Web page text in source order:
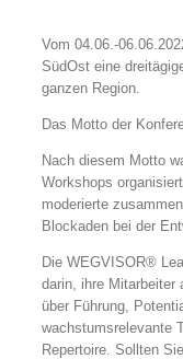
Vom 04.06.-
SüdOst eine
ganzen Region.
Das Motto der
Nach diesem Motto
Workshops
moderierte
Blockaden bei der
Die WEGVISOR®
darin, ihre Mitarbeiter
über Führung,
wachstumsrelevante
Repertoire. Sollten